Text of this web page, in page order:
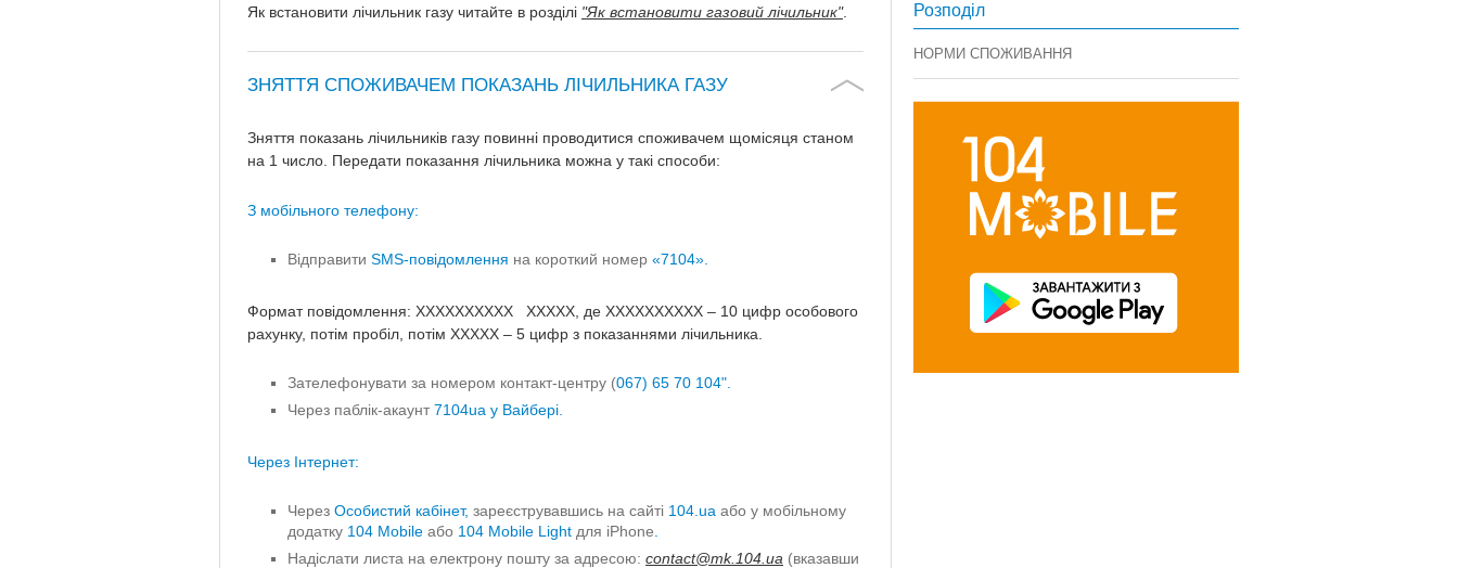
Як встановити лічильник газу читайте в розділі "Як встановити газовий лічильник".
ЗНЯТТЯ СПОЖИВАЧЕМ ПОКАЗАНЬ ЛІЧИЛЬНИКА ГАЗУ
Зняття показань лічильників газу повинні проводитися споживачем щомісяця станом
на 1 число. Передати показання лічильника можна у такі способи:
З мобільного телефону:
Відправити SMS-повідомлення на короткий номер «7104».
Формат повідомлення: ХХХХХХХХХХ ХХХХХ, де ХХХХХХХХХХ – 10 цифр особового
рахунку, потім пробіл, потім ХХХХХ – 5 цифр з показаннями лічильника.
Зателефонувати за номером контакт-центру (067) 65 70 104".
Через паблік-акаунт 7104ua у Вайбері.
Через Інтернет:
Через Особистий кабінет, зареєструвавшись на сайті 104. ua або у мобільному
додатку 104 Mobile або 104 Mobile Light для iPhone
Надіслати листа на електрону пошту за адресою: contact@mk.104.ua (вказавши
Розподіл
НОРМИ СПОЖИВАННЯ